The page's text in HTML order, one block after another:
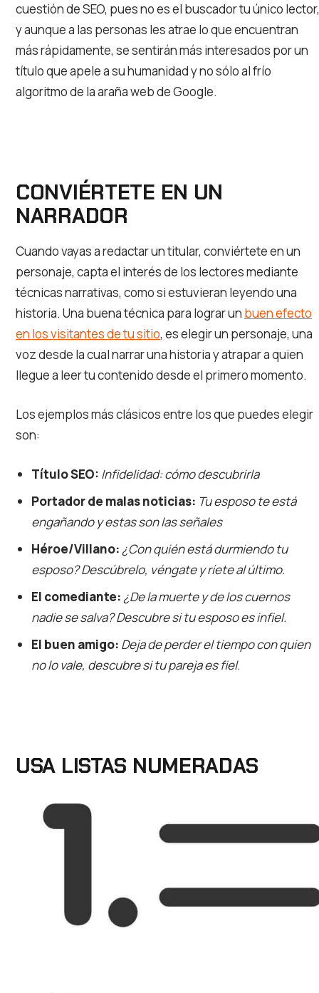
cuestión de SEO, pues no es el buscador tu único lector,
y aunque a las personas les atrae lo que encuentran
más rápidamente, se sentirán más interesados por un
título que apele a su humanidad y no sólo al frío
algoritmo de la araña web de Google.
CONVIÉRTETE EN UN
NARRADOR
Cuando vayas a redactar un titular, conviértete en un
personaje, capta el interés de los lectores mediante
técnicas narrativas, como si estuvieran leyendo una
historia. Una buena técnica para lograr un buen efecto
en los visitantes de tu sitio, es elegir un personaje, una
voz desde la cual narrar una historia y atrapar a quien
llegue a leer tu contenido desde el primero momento.
Los ejemplos más clásicos entre los que puedes elegir
son:
Título SEO: Infidelidad: cómo descubrirla
Portador de malas noticias: Tu esposo te está
engañando y estas son las señales
Héroe/Villano: ¿Con quién está durmiendo tu
esposo? Descúbrelo, véngate y ríete al último.
El comediante: ¿De la muerte y de los cuernos
nadie se salva? Descubre si tu esposo es infiel.
El buen amigo: Deja de perder el tiempo con quien
no lo vale, descubre si tu pareja es fiel.
USA LISTAS NUMERADAS